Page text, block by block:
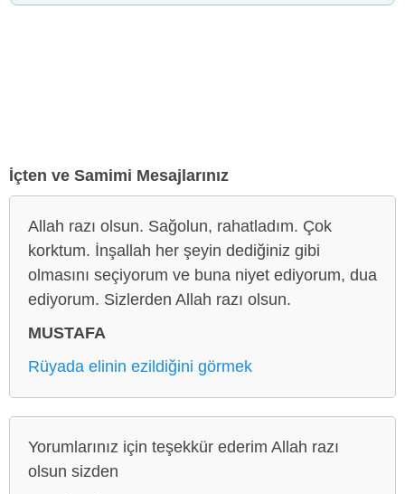
İçten ve Samimi Mesajlarınız
Allah razı olsun. Sağolun, rahatladım. Çok
korktum. İnşallah her şeyin dediğiniz gibi
olmasını seçiyorum ve buna niyet ediyorum, dua
ediyorum. Sizlerden Allah razı olsun.
MUSTAFA
Rüyada elinin ezildiğini görmek
Yorumlarınız için teşekkür ederim Allah razı
olsun sizden